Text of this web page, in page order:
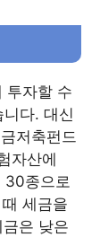
투자할 수
다. 대신
저축펀드
자산에
30종으로
세금을
은 낮은